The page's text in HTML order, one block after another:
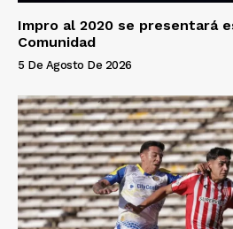
Impro al 2020 se presentará
Comunidad
5 De Agosto De 2026